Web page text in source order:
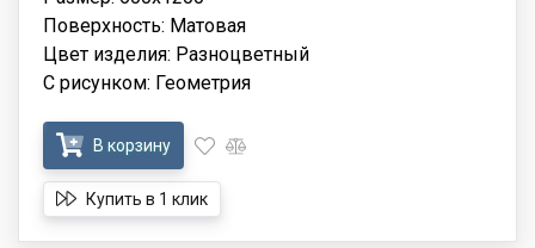
Поверхность: Матовая
Цвет изделия: Разноцветный
С рисунком: Геометрия
В корзину
Купить в 1 клик